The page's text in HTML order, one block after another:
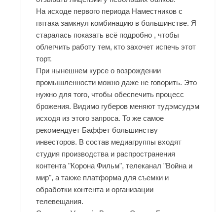
На исходе первого периода Наместников с
пятака замкнул комбинацию в большинстве. Я
старалась показать всё подробно , чтобы
облегчить работу тем, кто захочет испечь этот
торт.
При нынешнем курсе о возрождении
промышленности можно даже не говорить. Это
нужно для того, чтобы обеспечить процесс
брожения. Видимо губеров меняют тудэмсудэм
исходя из этого запроса. То же самое
рекомендует Баффет большинству
инвесторов. В состав медиагруппы входят
студия производства и распространения
контента "Корона Фильм", телеканал "Война и
мир", а также платформа для съемки и
обработки контента и организации
телевещания.